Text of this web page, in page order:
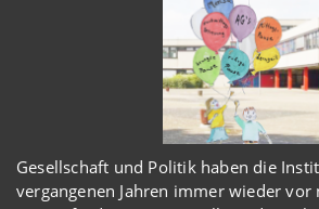
Gesellschaft und Politik haben die
vergangenen Jahren immer wiedervor